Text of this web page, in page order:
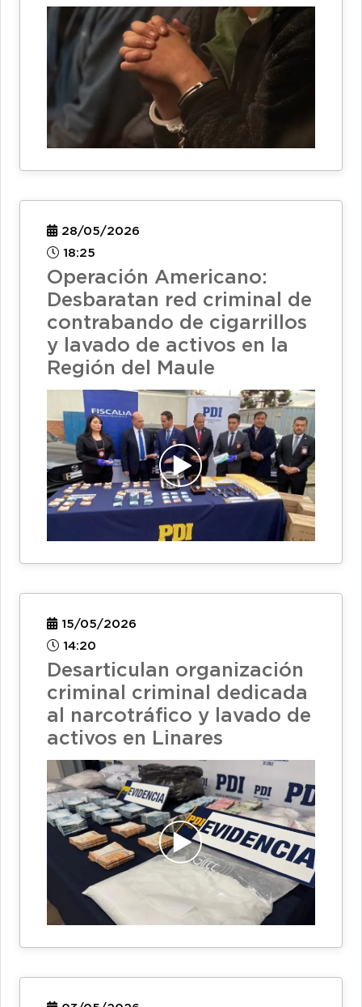
28/05/2026
18:25
Operación Americano:
Desbaratan red criminal de
contrabando de cigarrillos
y lavado de activos en la
Región del Maule
15/05/2026
14:20
Desarticulan organización
criminal criminal dedicada
al narcotráfico y lavado de
activos en Linares